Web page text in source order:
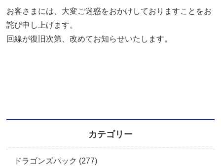
お客さまには、大変ご迷惑をおかけしておりますことをお
詫び申し上げます。
回線が復旧次第、改めてお知らせいたします。
カテゴリー
ドラゴンズパック (277)